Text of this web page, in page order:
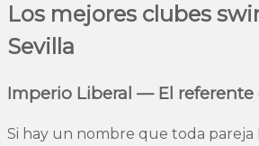
Los mejores clubes
Sevilla
Imperio Liberal — El
Si hay un nombre que toda pareja